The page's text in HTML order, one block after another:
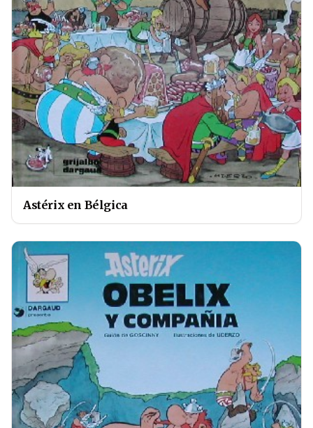
Astérix en Bélgica